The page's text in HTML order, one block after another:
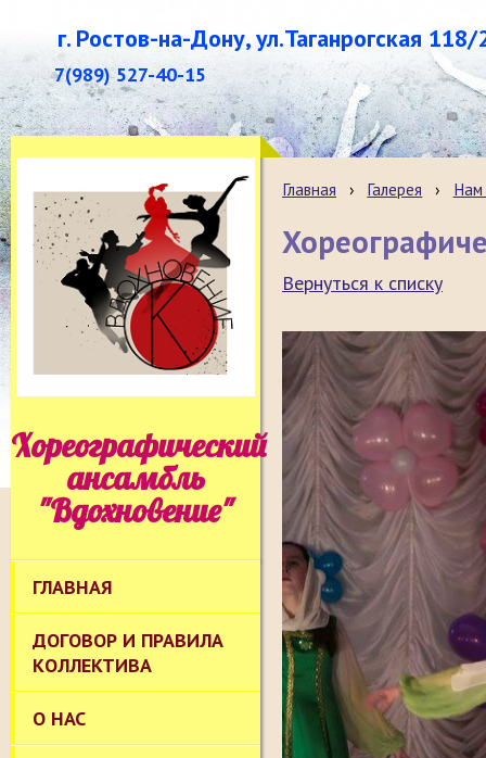
г. Ростов-на-Дону, ул.Таганрогская 118/
7(989) 527-40-15
Хореографический
ансамбль
"Вдохновение"
ГЛАВНАЯ
ДОГОВОР И ПРАВИЛА
КОЛЛЕКТИВА
О НАС
Главная › Галерея › Нам
Вернуться к списку